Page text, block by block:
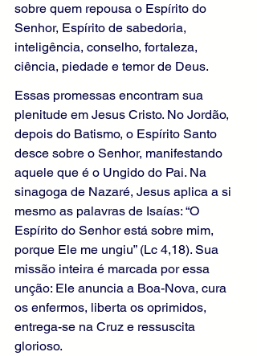
sobre quem repousa o Espírito do
Senhor, Espírito de sabedoria,
inteligência, conselho, fortaleza,
ciência, piedade e temor de Deus.
Essas promessas encontram sua
plenitude em Jesus Cristo. No Jordão,
depois do Batismo, o Espírito Santo
desce sobre o Senhor, manifestando
aquele que é o Ungido do Pai. Na
sinagoga de Nazaré, Jesus aplica a si
mesmo as palavras de Isaías: “O
Espírito do Senhor está sobre mim,
porque Ele me ungiu” (Lc 4,18). Sua
missão inteira é marcada por essa
unção: Ele anuncia a Boa-Nova, cura
os enfermos, liberta os oprimidos,
entrega-se na Cruz e ressuscita
glorioso.